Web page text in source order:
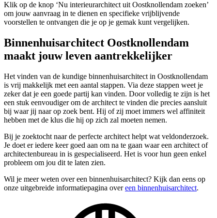
Klik op de knop ‘Nu interieurarchitect uit Oostknollendam zoeken’
om jouw aanvraag in te dienen en specifieke vrijblijvende
voorstellen te ontvangen die je op je gemak kunt vergelijken.
Binnenhuisarchitect Oostknollendam
maakt jouw leven aantrekkelijker
Het vinden van de kundige binnenhuisarchitect in Oostknollendam
is vrij makkelijk met een aantal stappen. Via deze stappen weet je
zeker dat je een goede partij kan vinden. Door volledig te zijn is het
een stuk eenvoudiger om de architect te vinden die precies aansluit
bij waar jij naar op zoek bent. Hij of zij moet immers wel affiniteit
hebben met de klus die hij op zich zal moeten nemen.
Bij je zoektocht naar de perfecte architect helpt wat veldonderzoek.
Je doet er iedere keer goed aan om na te gaan waar een architect of
architectenbureau in is gespecialiseerd. Het is voor hun geen enkel
probleem om jou dit te laten zien.
Wil je meer weten over een binnenhuisarchitect? Kijk dan eens op
onze uitgebreide informatiepagina overeen binnenhuisarchitect.